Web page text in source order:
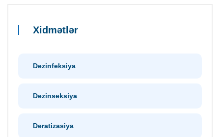
Xidmətlər
Dezinfeksiya
Dezinseksiya
Deratizasiya